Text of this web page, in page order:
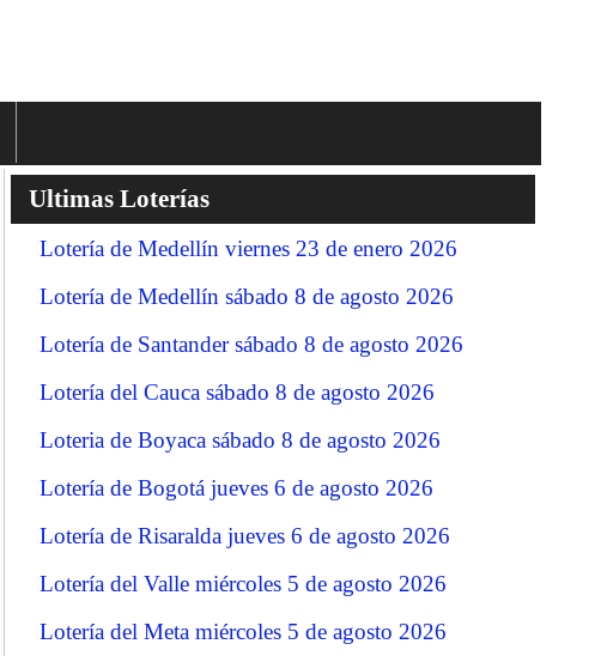
Ultimas Loterías
Lotería de Medellín viernes 23 de enero 2026
Lotería de Medellín sábado 8 de agosto 2026
Lotería de Santander sábado 8 de agosto 2026
Lotería del Cauca sábado 8 de agosto 2026
Loteria de Boyaca sábado 8 de agosto 2026
Lotería de Bogotá jueves 6 de agosto 2026
Lotería de Risaralda jueves 6 de agosto 2026
Lotería del Valle miércoles 5 de agosto 2026
Lotería del Meta miércoles 5 de agosto 2026